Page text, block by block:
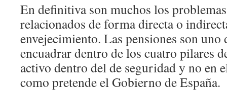
En definitiva son muchos los
relacionados de forma directa o
envejecimiento. Las pensiones son uno
encuadrar dentro de los cuatro pilares
activo dentro del de seguridad y no en
como pretende el Gobierno de España.